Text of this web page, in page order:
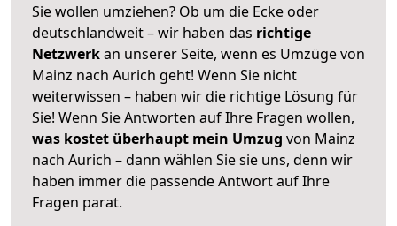
Sie wollen umziehen? Ob um die Ecke oder
deutschlandweit – wir haben das richtige
Netzwerkan unserer Seite, wenn es Umzüge von
Mainz nach Aurich geht! Wenn Sie nicht
weiterwissen – haben wir die richtige Lösung für
Sie! Wenn Sie Antworten auf Ihre Fragen wollen,
was kostet überhaupt mein Umzug von Mainz
nach Aurich – dann wählen Sie sie uns, denn wir
haben immer die passende Antwort auf Ihre
Fragen parat.